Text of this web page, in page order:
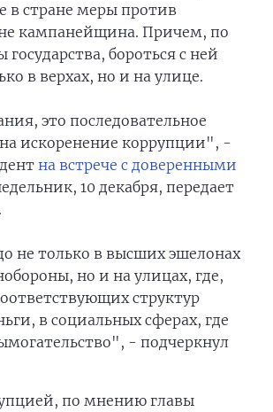
стране меры против
кампанейщина. Причем, по
бороться с ней
в верхах, но и на улице.
это последовательное
искоренение коррупции", -
на встрече с доверенными
10 декабря, передает
не только в высших эшелонах
но и на улицах, где,
структур
в социальных сферах, где
- подчеркнул
по мнению главы